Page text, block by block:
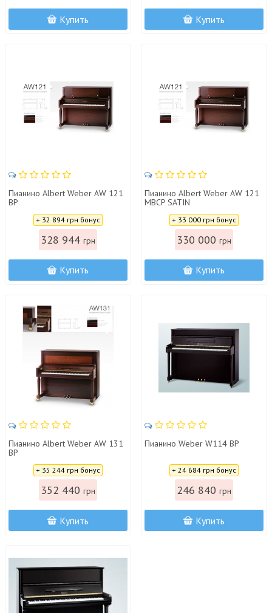
Купить Купить
Пианино Albert Weber AW 121
BP
+ 32 894 грн бонус
328 944 грн
Купить
Пианино Albert Weber AW 121
MBCP SATIN
+ 33 000 грн бонус
330 000 грн
Купить
Пианино Albert Weber AW 131
BP
+ 35 244 грн бонус
352 440 грн
Купить
Пианино Weber W114 BP
+ 24 684 грн бонус
246 840 грн
Купить